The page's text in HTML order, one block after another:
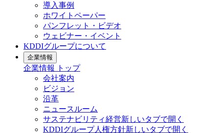
導入事例
ホワイトペーパー
パンフレット・ビデオ
ウェビナー・イベント
KDDIグループについて
企業情報
企業情報
トップ
会社案内
ビジョン
沿革
ニュースルーム
サステナビリティ経営新しいタブで開く
KDDIグループ人権方針新しいタブで開く